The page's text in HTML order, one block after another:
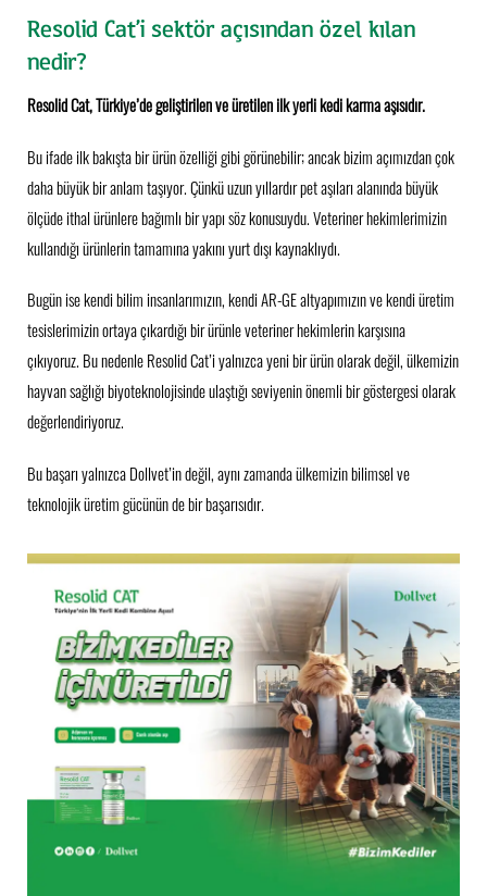
Resolid Cat’i sektör açısından özel kılan
nedir?
Resolid Cat, Türkiye’de geliştirilen ve üretilen ilk yerli kedi karma aşısıdır.
Bu ifade ilk bakışta bir ürün özelliği gibi görünebilir; ancak bizim açımızdan çok
daha büyük bir anlam taşıyor. Çünkü uzun yıllardır pet aşıları alanında büyük
ölçüde ithal ürünlere bağımlı bir yapı söz konusuydu. Veteriner hekimlerimizin
kullandığı ürünlerin tamamına yakını yurt dışı kaynaklıydı.
Bugün ise kendi bilim insanlarımızın, kendi AR-GE altyapımızın ve kendi üretim
tesislerimizin ortaya çıkardığı bir ürünle veteriner hekimlerin karşısına
çıkıyoruz. Bu nedenle Resolid Cat’i yalnızca yeni bir ürün olarak değil, ülkemizin
hayvan sağlığı biyoteknolojisinde ulaştığı seviyenin önemli bir göstergesi olarak
değerlendiriyoruz.
Bu başarı yalnızca Dollvet’in değil, aynı zamanda ülkemizin bilimsel ve
teknolojik üretim gücünün de bir başarısıdır.